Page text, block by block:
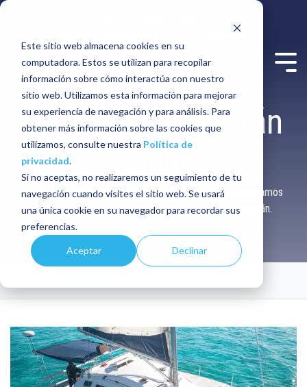
Este sitio web almacena cookies en su
computadora. Estos se utilizan para recopilar
información sobre cómo interactúa con nuestro
sitio web. Utilizamos esta información para mejorar
su experiencia de navegación y para análisis. Para
obtener más información sobre las cookies que
utilizamos, consulte nuestra Política de
privacidad.
Si no aceptas, no realizaremos un seguimiento de tu
navegación cuando visites el sitio web. Se usará
una única cookie en su navegador para recordar sus
preferencias.
Aceptar Declinar
Horario de servicio: De 8 am a 8 pm diariamente
Renta el catamarán
Pachanga
¡En México, Pachanga es sinónimo de fiesta! Te aseguramos
que te divertirás al máximo a bordo de este catamarán.
COTIZA AHORA